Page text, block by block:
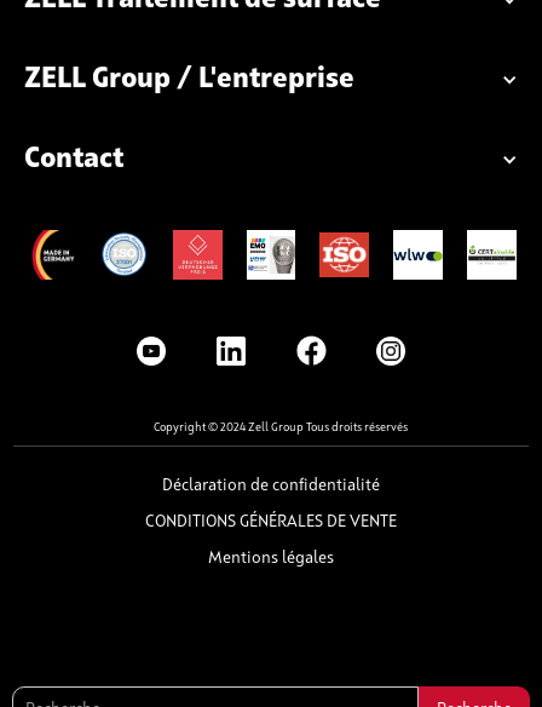
ZELL Group / L'entreprise
Contact
Copyright © 2024 Zell Group Tous droits réservés
Déclaration de confidentialité
CONDITIONS GÉNÉRALES DE VENTE
Mentions légales